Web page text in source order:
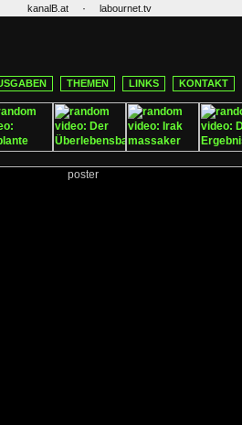
kanalB.at · labournet.tv
THEMEN LINKS KONTAKT